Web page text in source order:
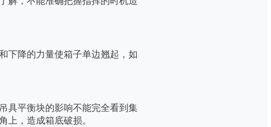
下降的力量使箱子单边翘起，如
具平衡块的影响不能完全看到集
上，造成箱底破损。